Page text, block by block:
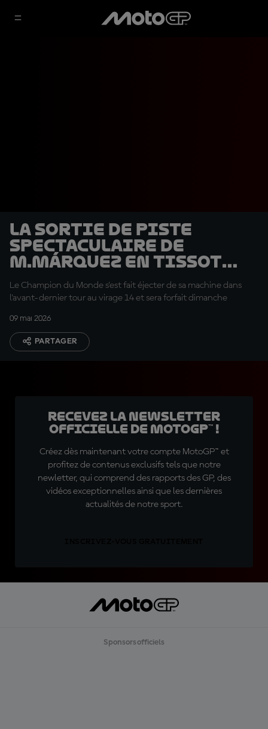
La sortie de piste
spectaculaire de
M.Márquez en Tissot
Sprint
Le Champion du Monde s'est fait éjecter de sa machine dans
l'avant-dernier tour au virage 14 et sera forfait dimanche
09 mai 2026
PARTAGER
Recevez la Newsletter
officielle de MotoGP™ !
Créez dès maintenant votre compte MotoGP™ et
profitez de contenus exclusifs tels que notre
newletter, qui comprend des rapports des GP, des
vidéos exceptionnelles ainsi que les dernières
actualités de notre sport.
Sponsors officiels